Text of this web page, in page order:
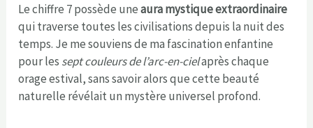
Le chiffre 7 possède uneaura mystique extraordinaire
qui traverse toutes les civilisations depuis la nuit des
temps. Je me souviens de ma fascination enfantine
pour les sept couleurs de l’arc-en-cielaprès chaque
orage estival, sans savoir alors que cette beauté
naturelle révélait un mystère universel profond.